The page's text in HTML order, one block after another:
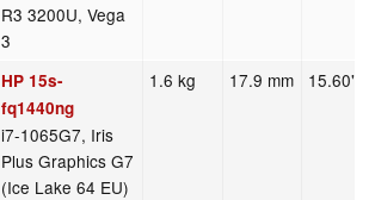
R3 3200U, Vega
3
HP 15s-
fq1440ng
i7-1065G7, Iris
Plus Graphics G7
(Ice Lake 64 EU)
1.6 kg 17.9 mm 15.60"